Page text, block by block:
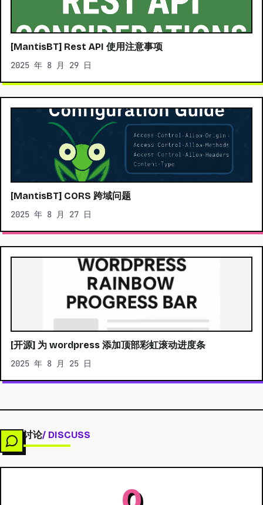
[MantisBT] Rest API 使用注意事项
2025 年 8 月 29 日
[MantisBT] CORS 跨域问题
2025 年 8 月 27 日
[开源] 为 wordpress 添加顶部彩虹滚动进度条
2025 年 8 月 25 日
讨论/ DISCUSS